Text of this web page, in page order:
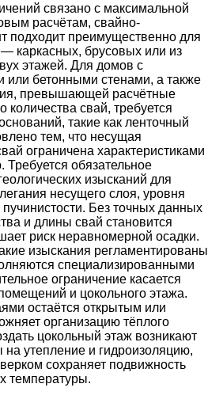
связано с максимальной
расчётам, свайно-
подходит преимущественно для
— каркасных, брусовых или из
этажей. Для домов с
бетонными стенами, а также
превышающей расчётные
количества свай, требуется
такие как ленточный
тем, что несущая
ограничена характеристиками
Требуется обязательное
изысканий для
несущего слоя, уровня
Без точных данных
и длины свай становится
риск неравномерной осадки.
изыскания регламентированы
специализированными
ограничение касается
и цокольного этажа.
остаётся открытым или
организацию тёплого
цокольный этаж возникают
на утепление и гидроизоляцию,
сохраняет подвижность
температуры.